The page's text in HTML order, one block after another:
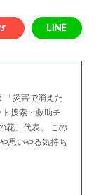
「災害で消えた
捜索・救助チ
花」代表。 この
思いやる気持ち